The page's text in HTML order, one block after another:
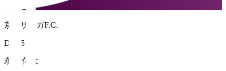
京都サンガF.C.
DF 15
永田 倖大